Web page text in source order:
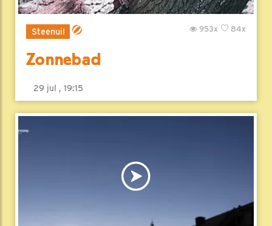
Steenuil 84x
953x
Zonnebad
29 jul , 19:15